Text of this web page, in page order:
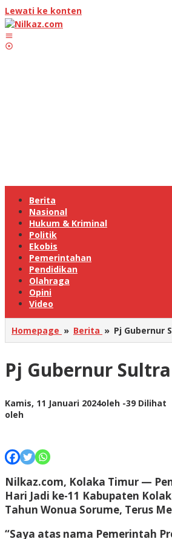
Lewati ke konten
Berita
Nasional
Hukum & Kriminal
Politik
Ekobis
Pemerintahan
Pendidikan
Olahraga
Opini
Video
Homepage » Berita » Pj Gubernur
Pj Gubernur
Kamis, 11 Januari 2024oleh -39 Dilihat
oleh
Nilkaz.com, Kolaka Timur —
Hari Jadi ke-11 Kabupaten
Tahun Wonua Sorume, Terus
“Saya atas nama Pemerintah